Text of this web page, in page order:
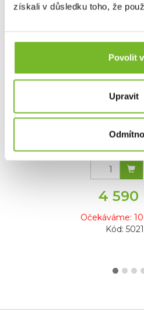
získali v důsledku toho, že
Povolit
Upravit
Čelovka Ledlenser H15R
Výkonná
4 590
Očekáváme:
Kód: